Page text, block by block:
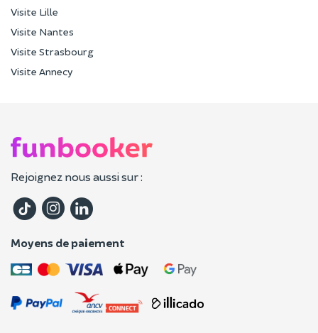
Visite Lille
Visite Nantes
Visite Strasbourg
Visite Annecy
Rejoignez nous aussi sur :
Moyens de paiement